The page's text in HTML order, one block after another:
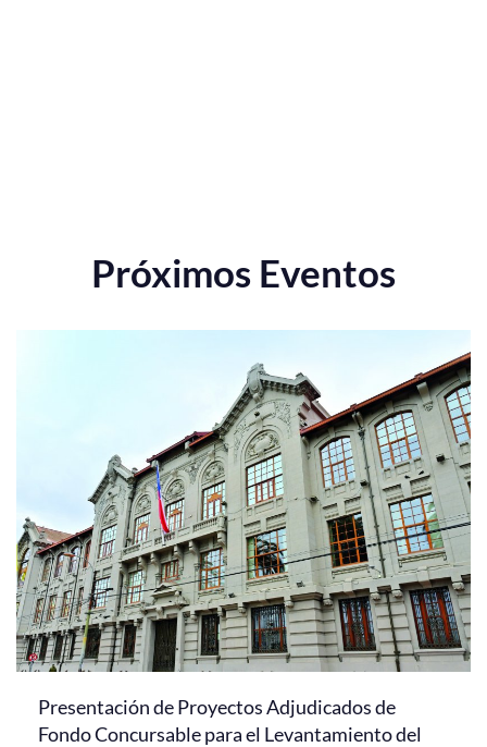
Próximos Eventos
Presentación de Proyectos Adjudicados de
Fondo Concursable para el Levantamiento del